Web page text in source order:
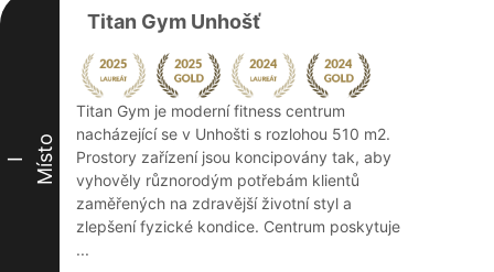
I Místo
Titan Gym Unhošť
Titan Gym je moderní fitness centrum
nacházející se v Unhošti s rozlohou 510 m2.
Prostory zařízení jsou koncipovány tak, aby
vyhověly různorodým potřebám klientů
zaměřených na zdravější životní styl a
zlepšení fyzické kondice. Centrum poskytuje
...